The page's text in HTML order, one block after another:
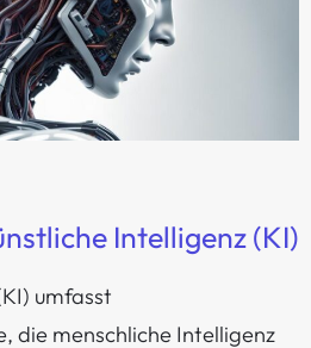
Intelligenz (KI)
umfasst
die menschliche Intelligenz